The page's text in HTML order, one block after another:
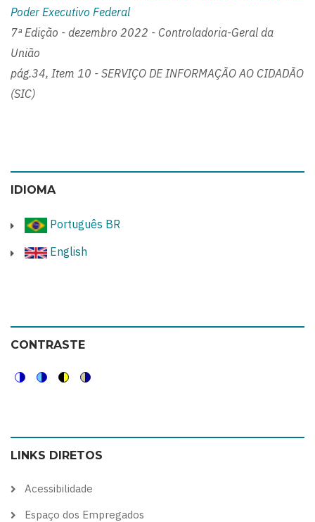
Poder Executivo Federal
7ª Edição - dezembro 2022 - Controladoria-Geral da
União
pág.34, Item 10 - SERVIÇO DE INFORMAÇÃO AO CIDADÃO
(SIC)
IDIOMA
Português BR
English
CONTRASTE
color
theme
blue
theme
high
visibility
soft
theme
LINKS DIRETOS
Acessibilidade
Espaço dos Empregados